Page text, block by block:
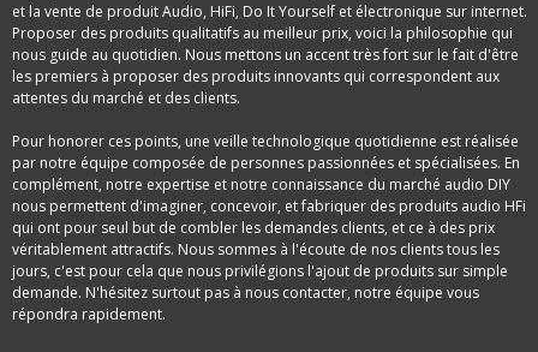
et la vente de produit Audio, HiFi, Do It Yourself et électronique sur internet.
Proposer des produits qualitatifs au meilleur prix, voici la philosophie qui
nous guide au quotidien. Nous mettons un accent très fort sur le fait d'être
les premiers à proposer des produits innovants qui correspondent aux
attentes du marché et des clients.
Pour honorer ces points, une veille technologique quotidienne est réalisée
par notre équipe composée de personnes passionnées et spécialisées. En
complément, notre expertise et notre connaissance du marché audio DIY
nous permettent d'imaginer, concevoir, et fabriquer des produits audio HFi
qui ont pour seul but de combler les demandes clients, et ce à des prix
véritablement attractifs. Nous sommes à l'écoute de nos clients tous les
jours, c'est pour cela que nous privilégions l'ajout de produits sur simple
demande. N'hésitez surtout pas à nous contacter, notre équipe vous
répondra rapidement.